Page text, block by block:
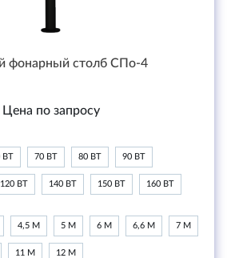
фонарный столб СПо-4
Цена по запросу
ВТ 70 ВТ 80 ВТ 90 ВТ
120 ВТ 140 ВТ 150 ВТ 160 ВТ
4,5 М 5 М 6 М 6,6 М 7 М
11 М 12 М